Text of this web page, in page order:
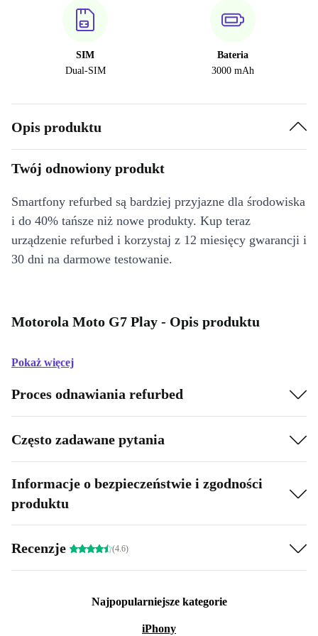
SIM
Dual-SIM
Bateria
3000 mAh
Opis produktu
Twój odnowiony produkt
Smartfony refurbed są bardziej przyjazne dla środowiska
i do 40% tańsze niż nowe produkty. Kup teraz
urządzenie refurbed i korzystaj z 12 miesięcy gwarancji i
30 dni na darmowe testowanie.
Motorola Moto G7 Play - Opis produktu
Pokaż więcej
Proces odnawiania refurbed
Często zadawane pytania
Informacje o bezpieczeństwie i zgodności
produktu
Recenzje (4.6)
Najpopularniejsze kategorie
iPhony